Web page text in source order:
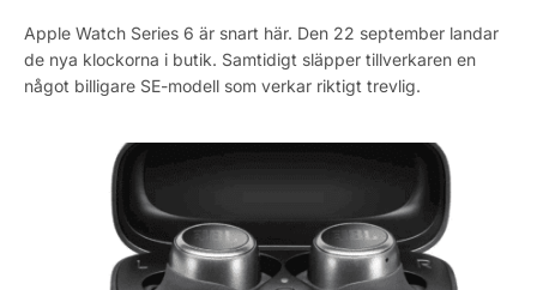
Apple Watch Series 6 är snart här. Den 22 september landar
de nya klockorna i butik. Samtidigt släpper tillverkaren en
något billigare SE-modell som verkar riktigt trevlig.